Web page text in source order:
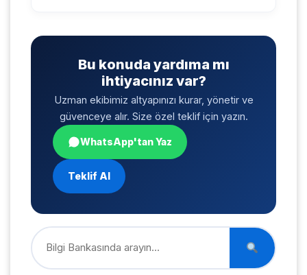
Bu konuda yardıma mı
ihtiyacınız var?
Uzman ekibimiz altyapınızı kurar, yönetir ve
güvenceye alır. Size özel teklif için yazın.
WhatsApp'tan Yaz
Teklif Al